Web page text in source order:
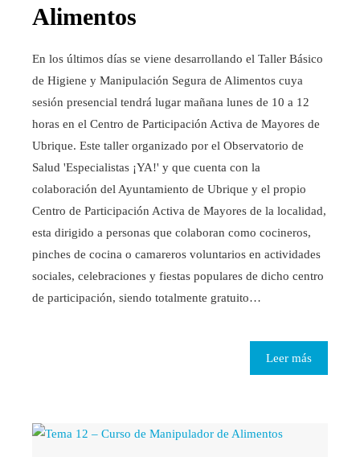
Alimentos
En los últimos días se viene desarrollando el Taller Básico
de Higiene y Manipulación Segura de Alimentos cuya
sesión presencial tendrá lugar mañana lunes de 10 a 12
horas en el Centro de Participación Activa de Mayores de
Ubrique. Este taller organizado por el Observatorio de
Salud 'Especialistas ¡YA!' y que cuenta con la
colaboración del Ayuntamiento de Ubrique y el propio
Centro de Participación Activa de Mayores de la localidad,
esta dirigido a personas que colaboran como cocineros,
pinches de cocina o camareros voluntarios en actividades
sociales, celebraciones y fiestas populares de dicho centro
de participación, siendo totalmente gratuito…
Leer más